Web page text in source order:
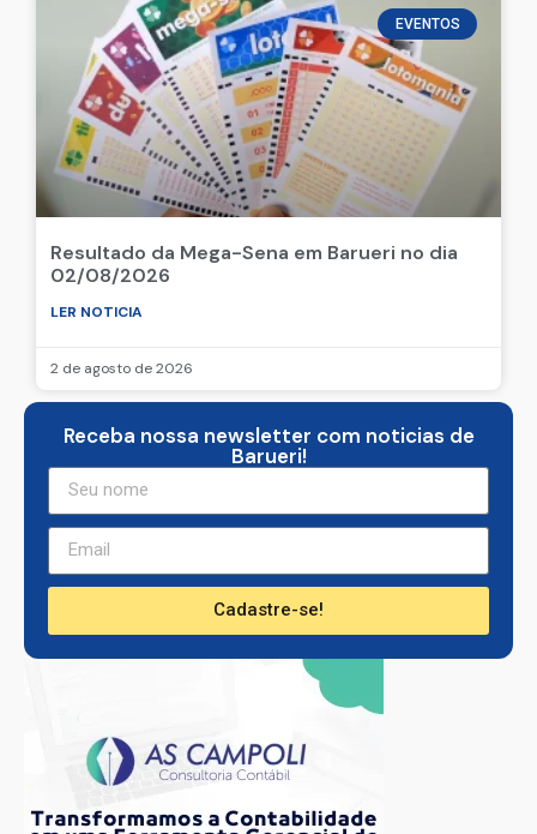
5 de agosto de 2026
EVENTOS
Resultado da Mega-Sena em Barueri no dia
LER NOTICIA
2 de agosto de 2026
Receba nossa newsletter com noticias de
Barueri!